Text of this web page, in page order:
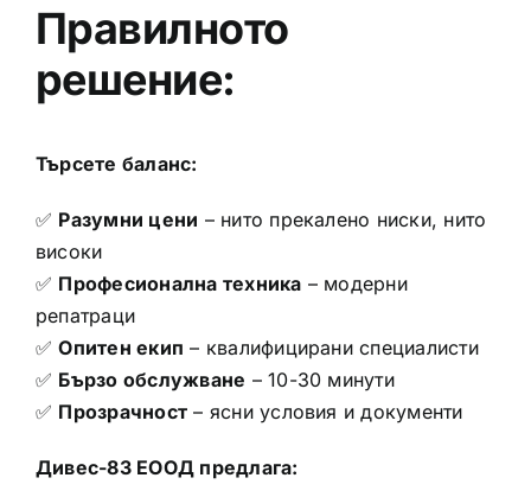
Правилното
решение:
Търсете баланс:
✅ Разумни цени – нито прекалено ниски, нито
високи
✅ Професионална техника – модерни
репатраци
✅Опитен екип – квалифицирани специалисти
✅ Бързо обслужване – 10-30 минути
✅ Прозрачност – ясни условия и документи
Дивес-83 ЕООД предлага: